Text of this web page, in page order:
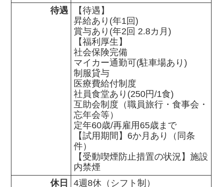
待遇
【待遇】
昇給あり(年1回)
賞与あり(年2回 2.8カ月)
【福利厚生】
社会保険完備
マイカー通勤可(駐車場あり)
制服貸与
医療費給付制度
社員食堂あり(250円/1食)
互助会制度（職員旅行・食事会・
忘年会等）
定年60歳/再雇用65歳まで
【試用期間】6か月あり（同条
件）
【受動喫煙防止措置の状況】施設
内禁煙
休日
4週8休（シフト制）